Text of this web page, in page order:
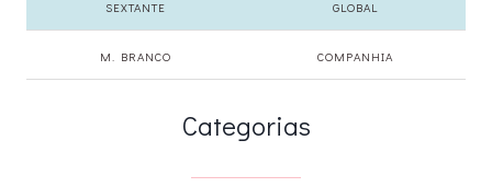
SEXTANTE GLOBAL
M. BRANCO COMPANHIA
Categorias